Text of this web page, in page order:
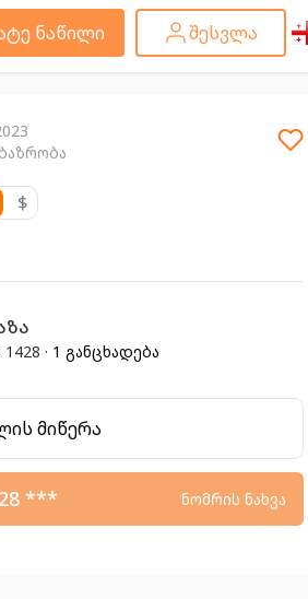
ნაწილი შესვლა
$
· 1 განცხადება
მიწერა
*** ნომრის ნახვა